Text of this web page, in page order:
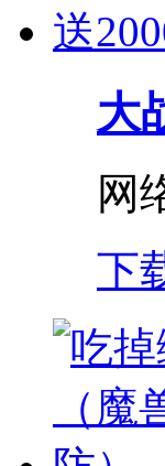
大
网
下